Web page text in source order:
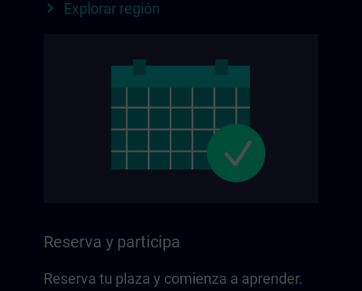
Explorar región
Reserva y participa
Reserva tu plaza y comienza a aprender.